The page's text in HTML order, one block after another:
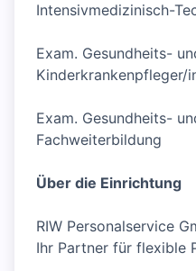
Intensivmedizinisch-
Exam. Gesundheits-
Kinderkrankenpfleger/
Exam. Gesundheits-
Fachweiterbildung
Über die Einrichtung
RIW Personalservice
Ihr Partner für flexible